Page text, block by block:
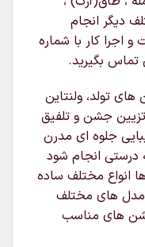
دیگر انجام
اجرا کار با شماره
تماس بگیرید.
تولد، ولنتاین
جشن و تلفیق
جلوه ای مدرن
انجام شود
انواع مختلف ساده
مدل های مختلف
های مناسب